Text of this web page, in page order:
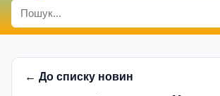
← До списку новин